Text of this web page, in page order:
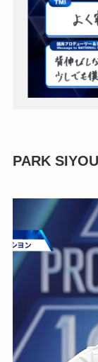
PARK